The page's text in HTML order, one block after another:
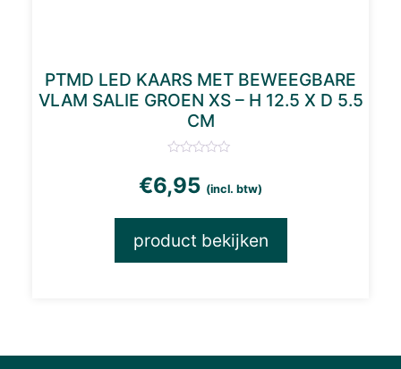
PTMD LED KAARS MET BEWEEGBARE
VLAM SALIE GROEN XS – H 12.5 X D 5.5
CM
€6,95 (incl. btw)
product bekijken